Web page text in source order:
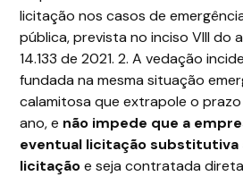
licitação nos casos de
pública, prevista no inciso VIII do
14.133 de 2021. 2. A vedação
fundada na mesma situação
calamitosa que extrapole o prazo
ano, e não impede que a
eventual licitação substitutiva
licitaçãoe seja contratada